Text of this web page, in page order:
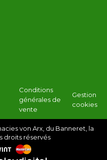
Conditions
générales de
vente
Gestion
cookies
von Arx, du Banneret, la
droits réservés